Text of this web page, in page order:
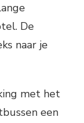
De
naar je
met het
een